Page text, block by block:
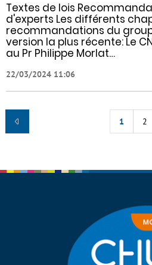
Textes de lois
d'experts Les différents
recommandations du
version la plus récente: Le
au Pr Philippe Morlat…
22/03/2024 11:06
1 2